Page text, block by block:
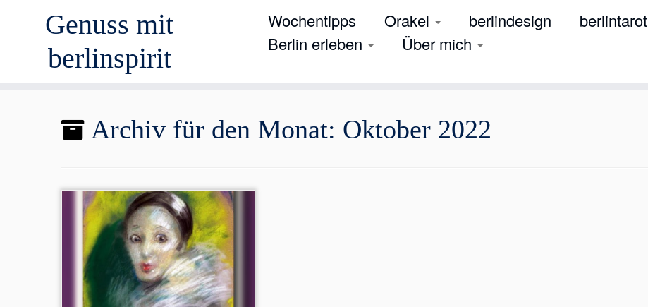
Genuss mit
berlinspirit
Wochentipps Orakel berlindesign berlintarot
Berlin erleben
Über mich
Archiv für den Monat: Oktober 2022